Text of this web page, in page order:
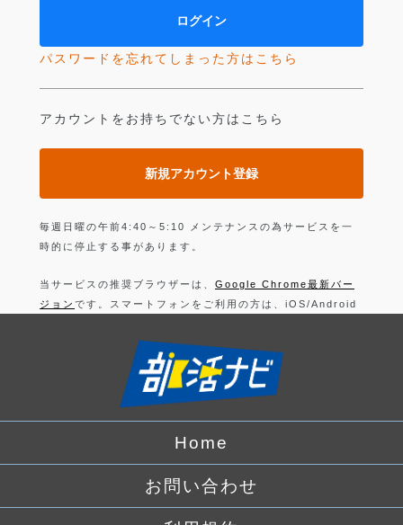
パスワードを忘れてしまった方はこちら
アカウントをお持ちでない方はこちら
新規アカウント登録
毎週日曜の午前4:40～5:10 メンテナンスの為サービスを一
時的に停止する事があります。
当サービスの推奨ブラウザーは、 Google Chrome最新バー
ジョン です。スマートフォンをご利用の方は、iOS/Android
上記以外のブラウザーでは正常に動作できない可能性があり
ますので、ご注意ください。
ログインすることにより、部活の利用規約
なります。
プライバシーポリシー をお読みください。
でログイン
Home
お問い合わせ